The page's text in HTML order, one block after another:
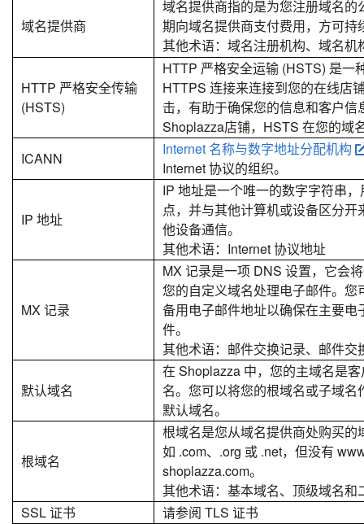
域名提供商
域名提供商指的是为您注册域名
期向域名提供商支付费用，方可持
其他术语：域名注册机构、域名机
HTTP 严格安全传输
(HSTS)
HTTP 严格安全运输 (HSTS) 是一
HTTPS 连接来连接到您的在线店
击，有助于确保您的信息和客户
Shoplazza店铺，HSTS 在您的域
ICANN
Internet 名称与数字地址分配机构
Internet 协议的组织。
IP 地址
IP 地址是一个唯一的数字字符串
点，并与其他计算机或设备区分
他设备通信。
其他术语：Internet 协议地址
MX 记录
MX 记录是一项 DNS 设置，它会
您的自定义域名处理电子邮件。
备用电子邮件地址以确保在主要
件。
其他术语：邮件交换记录、邮件
默认域名
在 Shoplazza 中，您的主域名是
名。您可以将您的根域名或子域
默认域名。
根域名
根域名是您从域名提供商处购买
如 .com、.org 或 .net，但没有
shoplazza.com。
其他术语：基本域名、顶级域名和
SSL 证书
请参阅 TLS 证书